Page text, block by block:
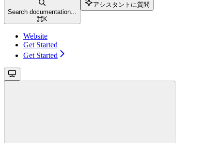
Search documentation...
⌘K
アシスタントに質問
Website
Get Started
Get Started